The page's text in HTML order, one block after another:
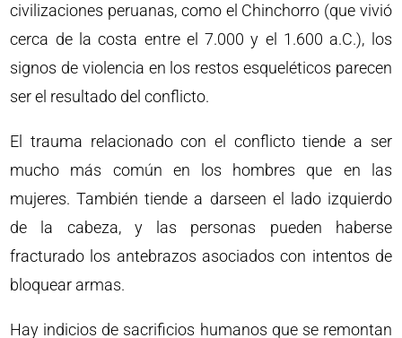
civilizaciones peruanas, como el Chinchorro (que vivió
cerca de la costa entre el 7.000 y el 1.600 a.C.), los
signos de violencia en los restos esqueléticos parecen
ser el resultado del conflicto.
El trauma relacionado con el conflicto tiende a ser
mucho más común en los hombres que en las
mujeres. También tiende a darseen el lado izquierdo
de la cabeza, y las personas pueden haberse
fracturado los antebrazos asociados con intentos de
bloquear armas.
Hay indicios de sacrificios humanos que se remontan